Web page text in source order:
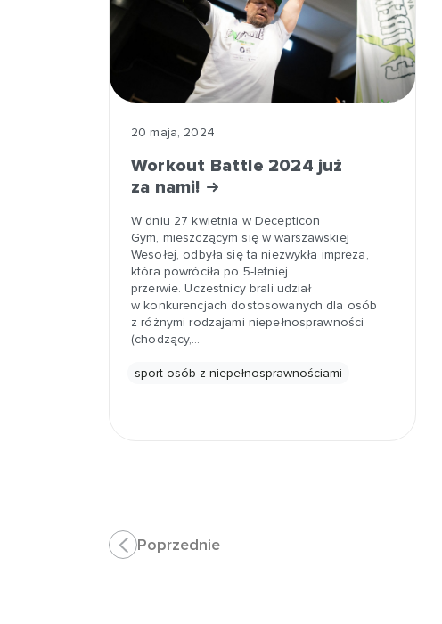
20 maja, 2024
Workout Battle 2024 już
za nami!
W dniu 27 kwietnia w Decepticon
Gym, mieszczącym się w warszawskiej
Wesołej, odbyła się ta niezwykła impreza,
która powróciła po 5-letniej
przerwie. Uczestnicy brali udział
w konkurencjach dostosowanych dla osób
z różnymi rodzajami niepełnosprawności
(chodzący,…
sport osób z niepełnosprawnościami
Poprzednie